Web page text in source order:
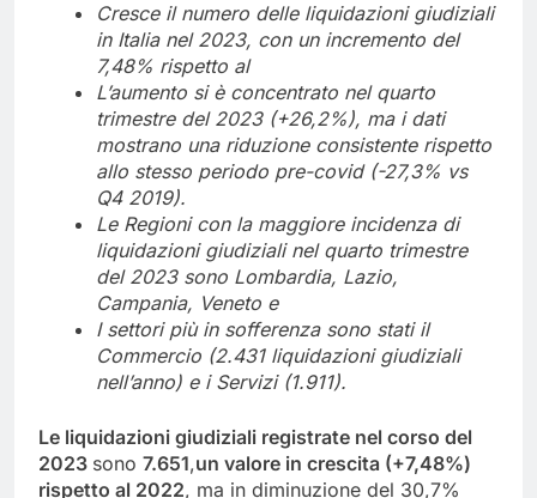
Cresce il numero delle liquidazioni giudiziali
in Italia nel 2023, con un incremento del
7,48% rispetto al
L’aumento si è concentrato nel quarto
trimestre del 2023 (+26,2%), ma i dati
mostrano una riduzione consistente rispetto
allo stesso periodo pre-covid (-27,3% vs
Q4 2019).
Le Regioni con la maggiore incidenza di
liquidazioni giudiziali nel quarto trimestre
del 2023 sono Lombardia, Lazio,
Campania, Veneto e
I settori più in sofferenza sono stati il
Commercio (2.431 liquidazioni giudiziali
nell’anno) e i Servizi (1.911).
Le liquidazioni giudiziali registrate nel corso del
2023 sono 7.651,un valore in crescita (+7,48%)
rispetto al 2022, ma in diminuzione del 30,7%